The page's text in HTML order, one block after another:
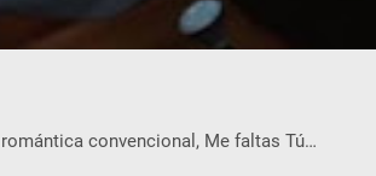
convencional, Me faltas Tú…